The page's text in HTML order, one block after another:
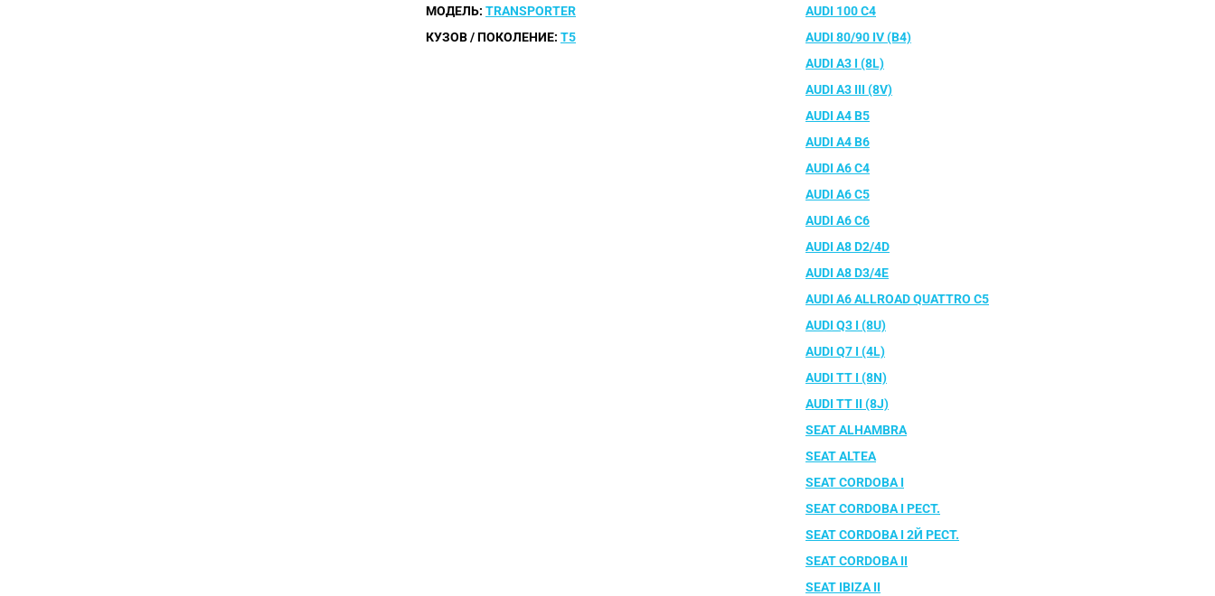
МОДЕЛЬ: TRANSPORTER
КУЗОВ / ПОКОЛЕНИЕ: T5
AUDI 100 C4
AUDI 80/90 IV (B4)
AUDI A3 I (8L)
AUDI A3 III (8V)
AUDI A4 B5
AUDI A4 B6
AUDI A6 C4
AUDI A6 C5
AUDI A6 C6
AUDI A8 D2/4D
AUDI A8 D3/4E
AUDI A6 ALLROAD QUATTRO C5
AUDI Q3 I (8U)
AUDI Q7 I (4L)
AUDI TT I (8N)
AUDI TT II (8J)
SEAT ALHAMBRA
SEAT ALTEA
SEAT CORDOBA I
SEAT CORDOBA I РЕСТ.
SEAT CORDOBA I 2Й РЕСТ.
SEAT CORDOBA II
SEAT IBIZA II